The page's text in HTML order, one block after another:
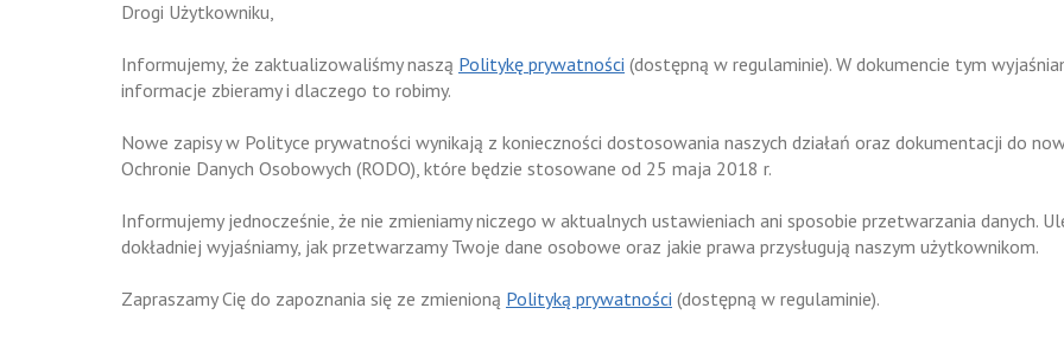
Drogi Użytkowniku,
Informujemy, że zaktualizowaliśmy naszą Politykę prywatności (dostępną w regulaminie). W dokumencie tym
informacje zbieramy i dlaczego to robimy.
Nowe zapisy w Polityce prywatności wynikają z konieczności dostosowania naszych działań oraz dokumentacji do
Ochronie Danych Osobowych (RODO), które będzie stosowane od 25 maja 2018 r.
Informujemy jednocześnie, że nie zmieniamy niczego w aktualnych ustawieniach ani sposobie przetwarzania danych.
dokładniej wyjaśniamy, jak przetwarzamy Twoje dane osobowe oraz jakie prawa przysługują naszym użytkownikom.
Zapraszamy Cię do zapoznania się ze zmienioną Polityką prywatności (dostępną w regulaminie).